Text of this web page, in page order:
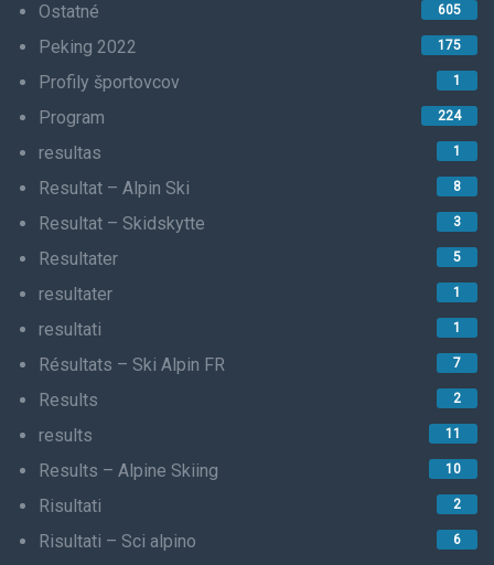
Ostatné 605
Peking 2022 175
Profily športovcov 1
Program 224
resultas 1
Resultat – Alpin Ski 8
Resultat – Skidskytte 3
Resultater 5
resultater 1
resultati 1
Résultats – Ski Alpin FR 7
Results 2
results 11
Results – Alpine Skiing 10
Risultati 2
Risultati – Sci alpino 6